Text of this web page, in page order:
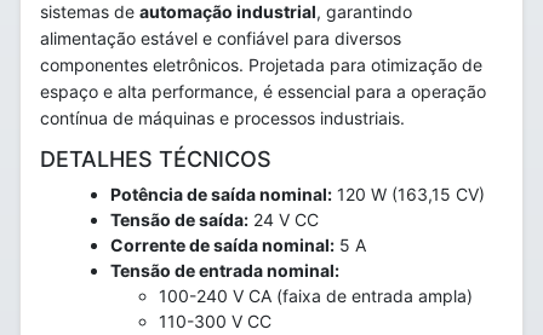
sistemas de automação industrial, garantindo
alimentação estável e confiável para diversos
componentes eletrônicos. Projetada para otimização de
espaço e alta performance, é essencial para a operação
contínua de máquinas e processos industriais.
DETALHES TÉCNICOS
Potência de saída nominal: 120 W (163,15 CV)
Tensão de saída: 24 V CC
Corrente de saída nominal: 5 A
Tensão de entrada nominal:
100-240 V CA (faixa de entrada ampla)
110-300 V CC